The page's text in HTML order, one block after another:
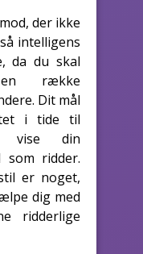
der ikke
intelligens
da du skal
række
Dit mål
i tide til
vise din
som ridder.
er noget,
dig med
ridderlige